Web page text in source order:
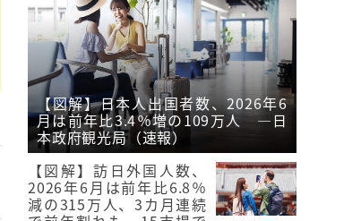
【図解】日本人出国者数、2026年6
月は前年比3.4％増の109万人 ―日
本政府観光局（速報）
【図解】訪日外国人数、
2026年6月は前年比6.8％
減の315万人、3カ月連続